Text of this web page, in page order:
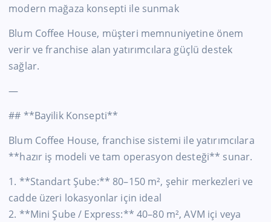
modern mağaza konsepti ile sunmak
Blum Coffee House, müşteri memnuniyetine önem
verir ve franchise alan yatırımcılara güçlü destek
sağlar.
—
## **Bayilik Konsepti**
Blum Coffee House, franchise sistemi ile yatırımcılara
**hazır iş modeli ve tam operasyon desteği** sunar.
1. **Standart Şube:** 80–150 m², şehir merkezleri ve
cadde üzeri lokasyonlar için ideal
2. **Mini Şube / Express:** 40–80 m², AVM içi veya